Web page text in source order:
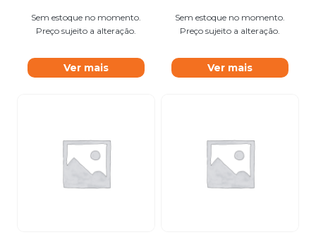
Sem estoque no momento.
Preço sujeito a alteração.
Ver mais
Sem estoque no momento.
Preço sujeito a alteração.
Ver mais